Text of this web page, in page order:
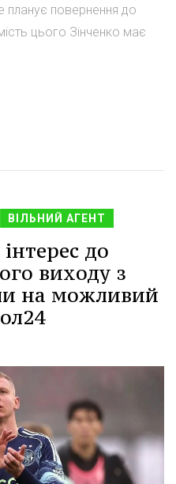
планує повернення до
цього Зінченко має
ВІЛЬНИЙ АГЕНТ
до
виходу з
на можливий